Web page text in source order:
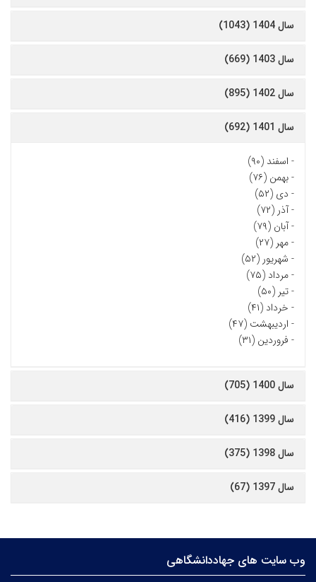
سال 1404 (1043)
سال 1403 (669)
سال 1402 (895)
سال 1401 (692)
- اسفند (۹۰)
-بهمن (۷۶)
- دی (۵۲)
-آذر (۷۲)
-آبان (۷۹)
-مهر (۲۷)
- شهریور (۵۲)
-مرداد (۷۵)
-تیر (۵۰)
- خرداد (۴۱)
- اردیبهشت (۴۷)
- فروردین (۳۱)
سال 1400 (705)
سال 1399 (416)
سال 1398 (375)
سال 1397 (67)
وب سایت های جهاددانشگاهی